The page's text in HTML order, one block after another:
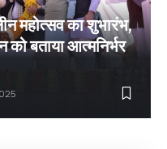
महोत्सव का शुभारंभ,
को बताया आत्मनिर्भर